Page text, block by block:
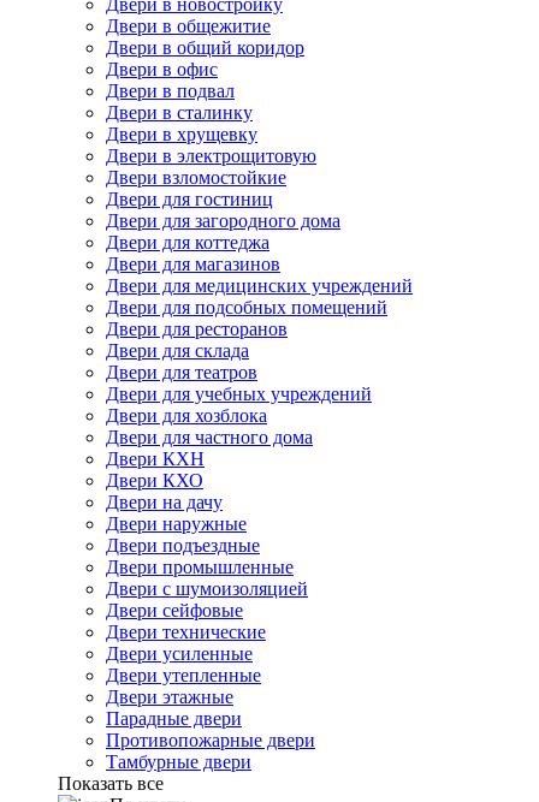
Двери в новостройку
Двери в общежитие
Двери в общий коридор
Двери в офис
Двери в подвал
Двери в сталинку
Двери в хрущевку
Двери в электрощитовую
Двери взломостойкие
Двери для гостиниц
Двери для загородного дома
Двери для коттеджа
Двери для магазинов
Двери для медицинских учреждений
Двери для подсобных помещений
Двери для ресторанов
Двери для склада
Двери для театров
Двери для учебных учреждений
Двери для хозблока
Двери для частного дома
Двери КХН
Двери КХО
Двери на дачу
Двери наружные
Двери подъездные
Двери промышленные
Двери с шумоизоляцией
Двери сейфовые
Двери технические
Двери усиленные
Двери утепленные
Двери этажные
Парадные двери
Противопожарные двери
Тамбурные двери
Показать все